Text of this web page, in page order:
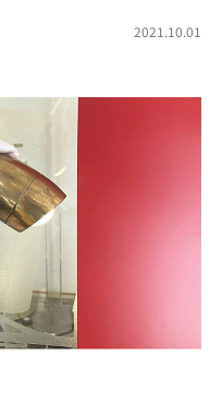
2021.10.01